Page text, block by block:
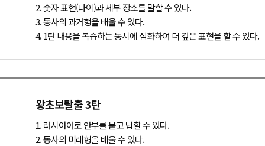
2. 숫자 표현(나이)과 세부 장소를 말할 수 있다.
3. 동사의 과거형을 배울 수 있다.
4. 1탄 내용을 복습하는 동시에 심화하여 더 깊은 표현을 할 수 있다.
왕초보탈출 3탄
1. 러시아어로 안부를 묻고 답할 수 있다.
2. 동사의 미래형을 배울 수 있다.